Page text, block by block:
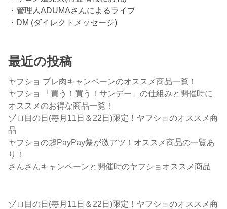
・管理人ADUMAさんによるライブ
・DM (ダイレクトメッセージ)
最近の投稿
ヤフショ プレ肉キャンペーンのオススメ商品一覧！
ヤフショ 「買う！買う！サンデー」の仕組みと開催時に
オススメのお得な商品一覧！
ゾロ目の日(毎月11日＆22日)限定！ヤフショのオススメ商
品
ヤフショの超PayPay祭が激アツ！オススメ商品の一覧あ
り！
さんさんキャンペーンと開催時のヤフショオススメ商品
ゾロ目の日(毎月11日＆22日)限定！ヤフショのオススメ商